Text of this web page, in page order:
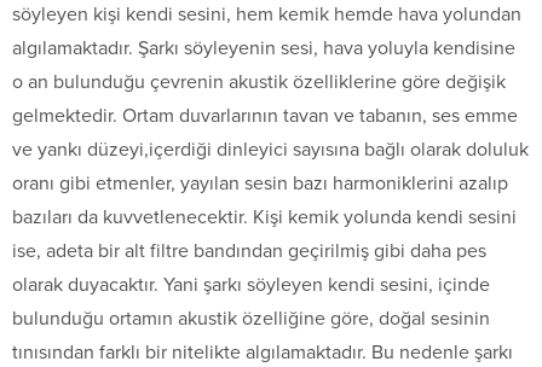
söyleyen kişi kendi sesini, hem kemik hemde hava yolundan
algılamaktadır. Şarkı söyleyenin sesi, hava yoluyla kendisine
o an bulunduğu çevrenin akustik özelliklerine göre değişik
gelmektedir. Ortam duvarlarının tavan ve tabanın, ses emme
ve yankı düzeyi,içerdiği dinleyici sayısına bağlı olarak doluluk
oranı gibi etmenler, yayılan sesin bazı harmoniklerini azalıp
bazıları da kuvvetlenecektir. Kişi kemik yolunda kendi sesini
ise, adeta bir alt filtre bandından geçirilmiş gibi daha pes
olarak duyacaktır. Yani şarkı söyleyen kendi sesini, içinde
bulunduğu ortamın akustik özelliğine göre, doğal sesinin
tınısından farklı bir nitelikte algılamaktadır. Bu nedenle şarkı